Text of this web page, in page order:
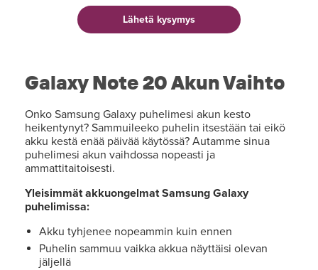
Galaxy Note 20 Akun Vaihto
Onko Samsung Galaxy puhelimesi akun kesto
heikentynyt? Sammuileeko puhelin itsestään tai eikö
akku kestä enää päivää käytössä? Autamme sinua
puhelimesi akun vaihdossa nopeasti ja
ammattitaitoisesti.
Yleisimmät akkuongelmat Samsung Galaxy
puhelimissa:
Akku tyhjenee nopeammin kuin ennen
Puhelin sammuu vaikka akkua näyttäisi olevan
jäljellä